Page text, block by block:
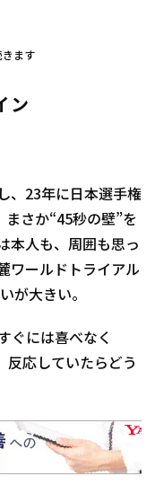
きます
ン
、23年に日本選手権
さか“45秒の壁”を
本人も、周囲も思っ
ワールドトライアル
が大きい。
ぐには喜べなく
応していたらどう